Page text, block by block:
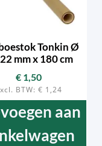
Tonkin Ø
mm x 180 cm
€1,50
BTW: € 1,24
aan